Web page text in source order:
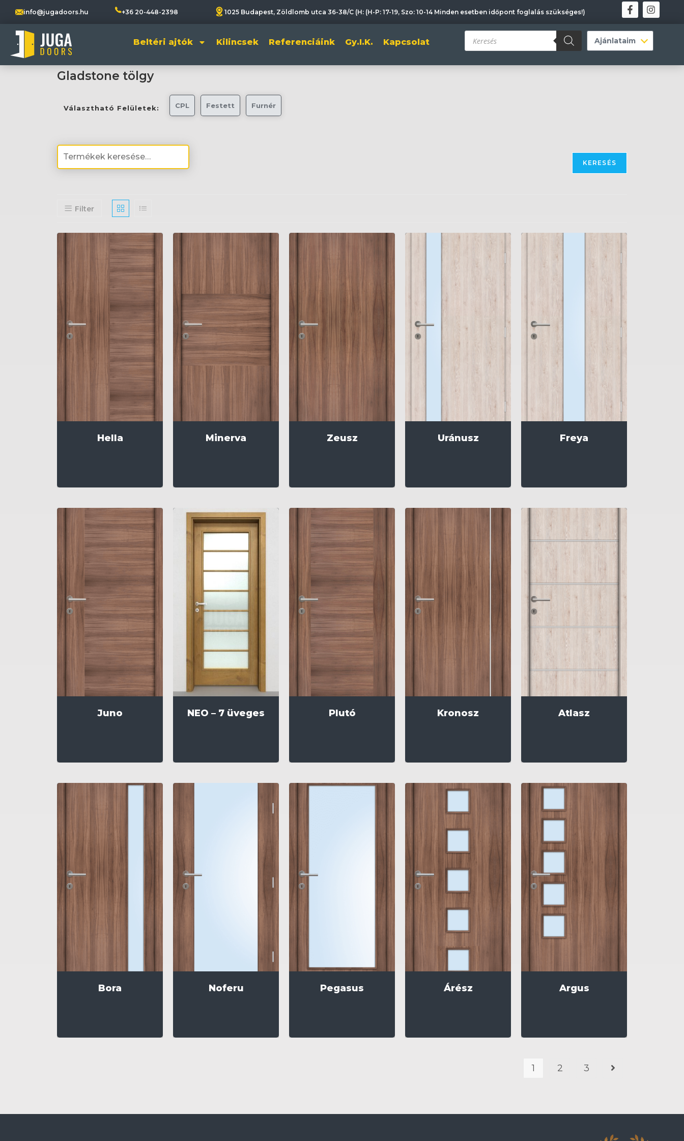
info@jugadoors.hu +36 20-448-2398 1025 Budapest, Zöldlomb utca 36-38/C (H: (H-P: 17-19, Szo: 10-14 Minden esetben időpont foglalás szükséges!)
Beltéri ajtók Kilincsek Referenciáink Gy.I.K. Kapcsolat
Gladstone tölgy
Választható Felületek: CPL Festett Furnér
KERESÉS
Filter
Hella Minerva Zeusz Uránusz Freya
Juno NEO – 7 üveges Plutó Kronosz Atlasz
Bora Noferu Pegasus Árész Argus
1 2 3